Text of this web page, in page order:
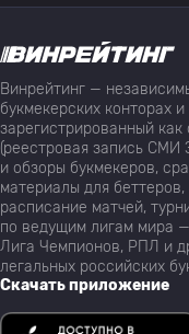
Винрейтинг —
букмекерских конторах
зарегистрированный
(реестровая запись
и обзоры букмекеров,
материалы для
расписание матчей,
по ведущим лигам мира
Лига Чемпионов, РПЛ и
легальных российских
Скачать приложение